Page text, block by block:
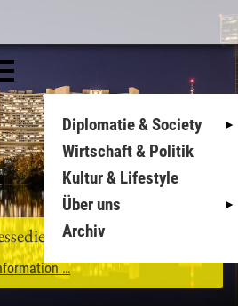
Diplomatie & Society
Wirtschaft & Politik
Kultur & Lifestyle
Über uns
Archiv
…